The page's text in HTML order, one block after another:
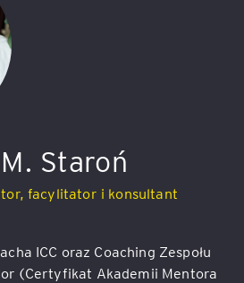
Staroń
facylitator i konsultant
ICC oraz Coaching Zespołu
(Certyfikat Akademii Mentora